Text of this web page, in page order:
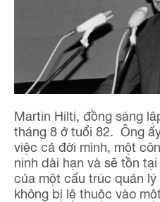
Martin Hilti, đồng sáng
tháng 8 ở tuổi 82. Ông
việc cả đời mình, một
ninh dài hạn và sẽ tồn
của một cấu trúc quản
không bị lệ thuộc vào